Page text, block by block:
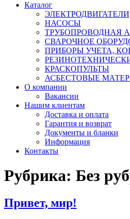
Каталог
НАСОСЫ
ТРУБОПРОВОДНАЯ
СВАРОЧНОЕ
ПРИБОРЫ УЧЕТА,
КРАСКОПУЛЬТЫ
АСБЕСТОВЫЕ
О компании
Вакансии
Нашим клиентам
Доставка и оплата
Гарантия и возврат
Документы и бланки
Информация
Контакты
Рубрика: Без
Привет, мир!